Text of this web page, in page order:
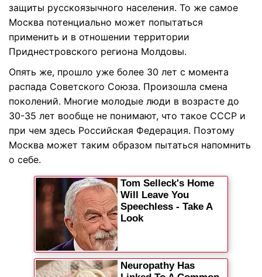
защиты русскоязычного населения. То же самое
Москва потенциально может попытаться
применить и в отношении территории
Приднестровского региона Молдовы.
Опять же, прошло уже более 30 лет с момента
распада Советского Союза. Произошла смена
поколений. Многие молодые люди в возрасте до
30-35 лет вообще не понимают, что такое СССР и
при чем здесь Российская Федерация. Поэтому
Москва может таким образом пытаться напомнить
о себе.